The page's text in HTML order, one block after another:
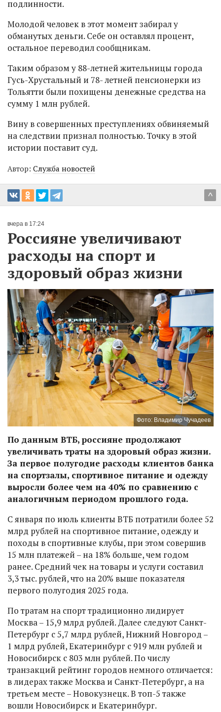
подлинности.
Молодой человек в этот момент забирал у
обманутых деньги. Себе он оставлял процент,
остальное переводил сообщникам.
Таким образом у 88-летней жительницы города
Гусь-Хрустальный и 78- летней пенсионерки из
Тольятти были похищены денежные средства на
сумму 1 млн рублей.
Вину в совершенных преступлениях обвиняемый
на следствии признал полностью. Точку в этой
истории поставит суд.
Автор: Служба новостей
^
вчера в 17:24
Россияне увеличивают
расходы на спорт и
здоровый образ жизни
Фото: Владимир Чучадеев
По данным ВТБ, россияне продолжают
увеличивать траты на здоровый образ жизни.
За первое полугодие расходы клиентов банка
на спортзалы, спортивное питание и одежду
выросли более чем на 40% по сравнению с
аналогичным периодом прошлого года.
С января по июль клиенты ВТБ потратили более 52
млрд рублей на спортивное питание, одежду и
походы в спортивные клубы, при этом совершив
15 млн платежей – на 18% больше, чем годом
ранее. Средний чек на товары и услуги составил
3,3 тыс. рублей, что на 20% выше показателя
первого полугодия 2025 года.
По тратам на спорт традиционно лидирует
Москва – 15,9 млрд рублей. Далее следуют Санкт-
Петербург с 5,7 млрд рублей, Нижний Новгород –
1 млрд рублей, Екатеринбург с 919 млн рублей и
Новосибирск с 803 млн рублей. По числу
транзакций рейтинг городов немного отличается:
в лидерах также Москва и Санкт-Петербург, а на
третьем месте – Новокузнецк. В топ-5 также
вошли Новосибирск и Екатеринбург.